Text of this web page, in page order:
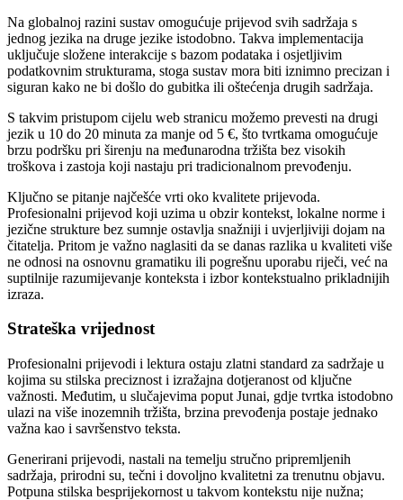
Na globalnoj razini sustav omogućuje prijevod svih sadržaja s
jednog jezika na druge jezike istodobno. Takva implementacija
uključuje složene interakcije s bazom podataka i osjetljivim
podatkovnim strukturama, stoga sustav mora biti iznimno precizan i
siguran kako ne bi došlo do gubitka ili oštećenja drugih sadržaja.
S takvim pristupom cijelu web stranicu možemo prevesti na drugi
jezik u 10 do 20 minuta za manje od 5 €, što tvrtkama omogućuje
brzu podršku pri širenju na međunarodna tržišta bez visokih
troškova i zastoja koji nastaju pri tradicionalnom prevođenju.
Ključno se pitanje najčešće vrti oko kvalitete prijevoda.
Profesionalni prijevod koji uzima u obzir kontekst, lokalne norme i
jezične strukture bez sumnje ostavlja snažniji i uvjerljiviji dojam na
čitatelja. Pritom je važno naglasiti da se danas razlika u kvaliteti više
ne odnosi na osnovnu gramatiku ili pogrešnu uporabu riječi, već na
suptilnije razumijevanje konteksta i izbor kontekstualno prikladnijih
izraza.
Strateška vrijednost
Profesionalni prijevodi i lektura ostaju zlatni standard za sadržaje u
kojima su stilska preciznost i izražajna dotjeranost od ključne
važnosti. Međutim, u slučajevima poput Junai, gdje tvrtka istodobno
ulazi na više inozemnih tržišta, brzina prevođenja postaje jednako
važna kao i savršenstvo teksta.
Generirani prijevodi, nastali na temelju stručno pripremljenih
sadržaja, prirodni su, tečni i dovoljno kvalitetni za trenutnu objavu.
Potpuna stilska besprijekornost u takvom kontekstu nije nužna;